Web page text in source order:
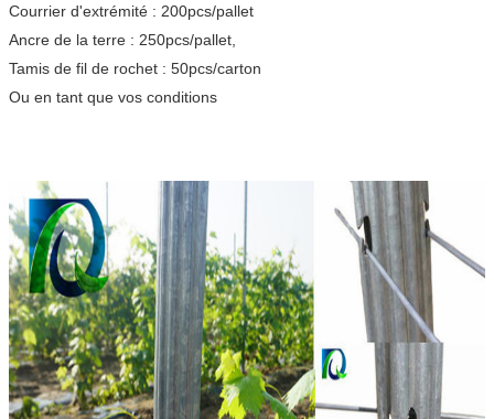
Courrier d'extrémité : 200pcs/pallet
Ancre de la terre : 250pcs/pallet,
Tamis de fil de rochet : 50pcs/carton
Ou en tant que vos conditions